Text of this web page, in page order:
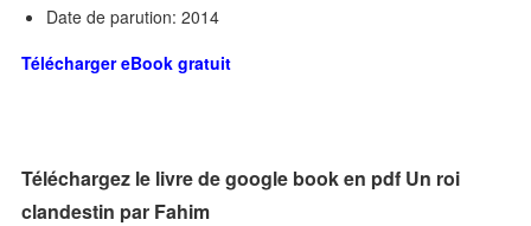
Date de parution: 2014
Télécharger eBook gratuit
Téléchargez le livre de google book en pdf Un roi
clandestin par Fahim